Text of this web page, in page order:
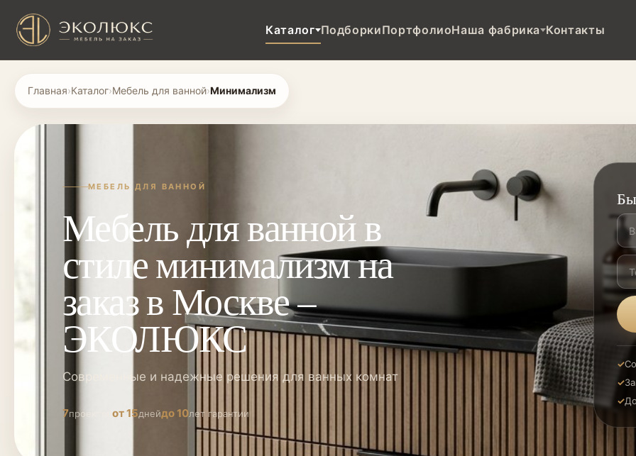
Каталог ПодборкиПортфолиоНаша фабрика Контакты
Главная›Каталог›Мебель для ванной›Минимализм
МЕБЕЛЬ ДЛЯ ВАННОЙ
Мебель для ванной в
стиле минимализм на
заказ в Москве –
ЭКОЛЮКС
Современные и надежные решения для ванных комнат
7проектов от 15днейдо 10лет гарантии